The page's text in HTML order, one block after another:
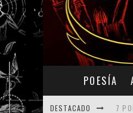
POESÍA
DESTACADO